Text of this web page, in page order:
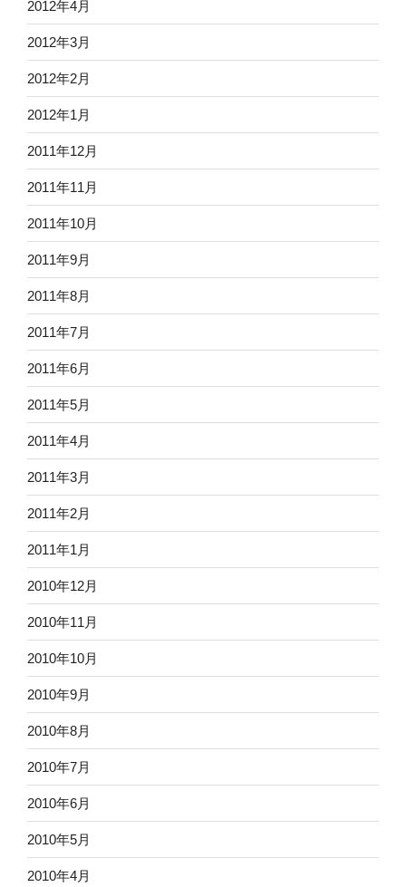
2012年4月
2012年3月
2012年2月
2012年1月
2011年12月
2011年11月
2011年10月
2011年9月
2011年8月
2011年7月
2011年6月
2011年5月
2011年4月
2011年3月
2011年2月
2011年1月
2010年12月
2010年11月
2010年10月
2010年9月
2010年8月
2010年7月
2010年6月
2010年5月
2010年4月